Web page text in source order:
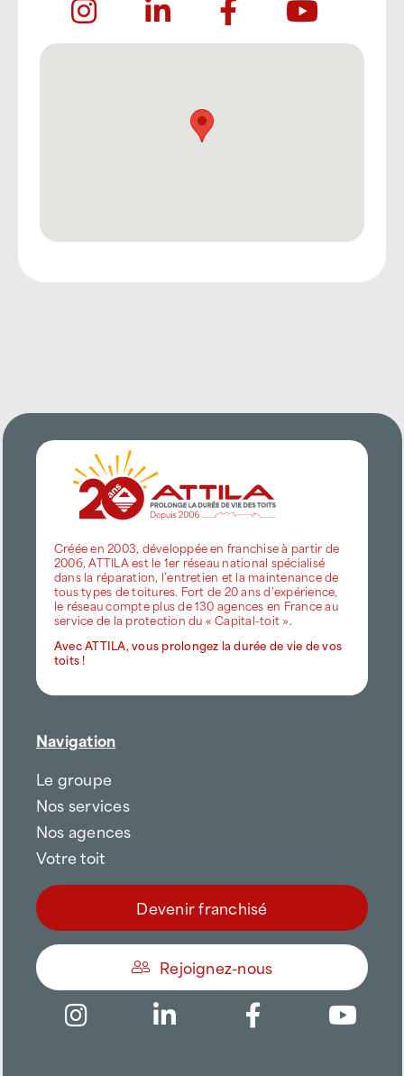
Créée en 2003, développée en franchise à partir de
2006, ATTILA est le 1er réseau national spécialisé
dans la réparation, l’entretien et la maintenance de
tous types de toitures. Fort de 20 ans d’expérience,
le réseau compte plus de 130 agences en France au
service de la protection du « Capital-toit ».
Avec ATTILA, vous prolongez la durée de vie de vos
toits !
Navigation
Le groupe
Nos services
Nos agences
Votre toit
Devenir franchisé
Rejoignez-nous